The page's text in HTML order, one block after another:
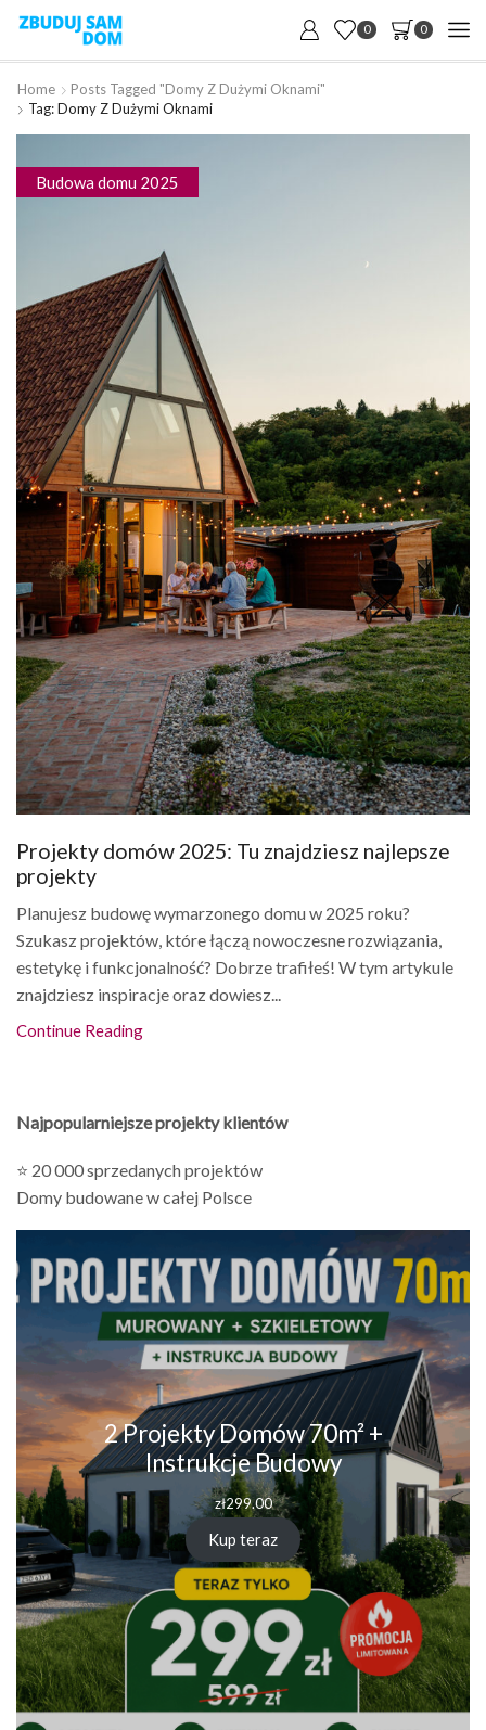
0 0
Home
Posts Tagged "domy Z Dużymi Oknami"
Tag: Domy Z Dużymi Oknami
Budowa domu 2025
Projekty domów 2025: Tu znajdziesz najlepsze
projekty
Planujesz budowę wymarzonego domu w 2025 roku?
Szukasz projektów, które łączą nowoczesne rozwiązania,
estetykę i funkcjonalność? Dobrze trafiłeś! W tym artykule
znajdziesz inspiracje oraz dowiesz...
Continue Reading
Najpopularniejsze projekty klientów
⭐ 20 000 sprzedanych projektów
Domy budowane w całej Polsce
2 Projekty Domów 70m² +
Instrukcje Budowy
zł299.00
Kup teraz